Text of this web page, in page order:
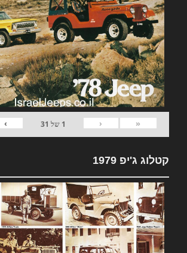
«
‹
1 של 31
›
קטלוג ג'יפ 1979